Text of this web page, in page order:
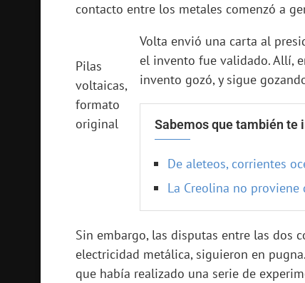
contacto entre los metales comenzó a
Pilas
voltaicas,
formato
original
Volta envió una carta al
el invento fue validado. Allí,
invento gozó, y sigue
Sabemos que también te
De aleteos, corrientes
La Creolina no proviene
Sin embargo, las disputas entre las dos
electricidad metálica, siguieron en
que había realizado una serie de